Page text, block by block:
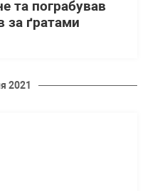
та пограбував
за ґратами
2021